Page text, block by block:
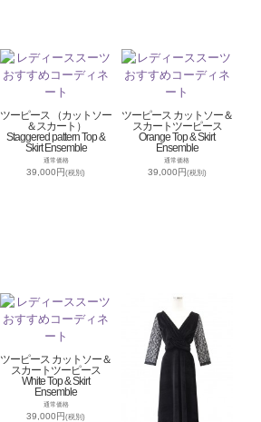
ツーピース （カットソー
＆スカート）
Staggered pattern Top &
Skirt Ensemble
通常価格
39,000円(税別)
ツーピース カットソー＆
スカートツーピース
Orange Top & Skirt
Ensemble
通常価格
39,000円(税別)
ツーピース カットソー＆
スカートツーピース
White Top & Skirt
Ensemble
通常価格
39,000円(税別)